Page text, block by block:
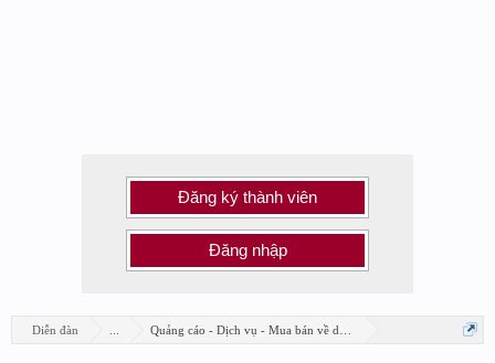
Đăng ký thành viên
Đăng nhập
Diễn đàn Quảng cáo - Dịch vụ - Mua bán về design